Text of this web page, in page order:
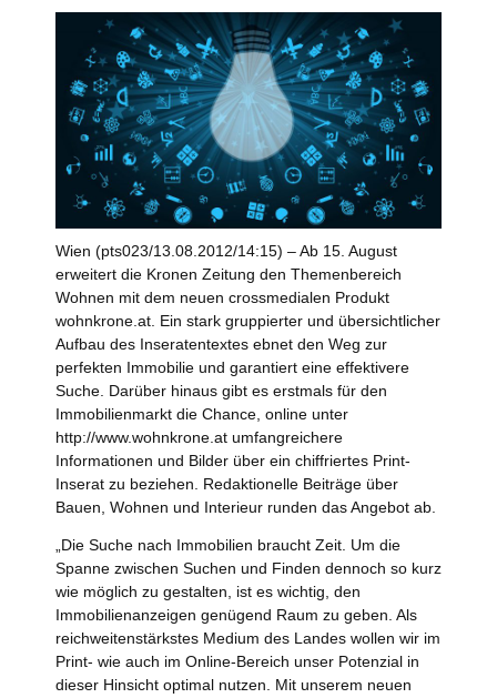
Wien (pts023/13.08.2012/14:15) – Ab 15. August
erweitert die Kronen Zeitung den Themenbereich
Wohnen mit dem neuen crossmedialen Produkt
wohnkrone.at. Ein stark gruppierter und übersichtlicher
Aufbau des Inseratentextes ebnet den Weg zur
perfekten Immobilie und garantiert eine effektivere
Suche. Darüber hinaus gibt es erstmals für den
Immobilienmarkt die Chance, online unter
http://www.wohnkrone.at umfangreichere
Informationen und Bilder über ein chiffriertes Print-
Inserat zu beziehen. Redaktionelle Beiträge über
Bauen, Wohnen und Interieur runden das Angebot ab.
„Die Suche nach Immobilien braucht Zeit. Um die
Spanne zwischen Suchen und Finden dennoch so kurz
wie möglich zu gestalten, ist es wichtig, den
Immobilienanzeigen genügend Raum zu geben. Als
reichweitenstärkstes Medium des Landes wollen wir im
Print- wie auch im Online-Bereich unser Potenzial in
dieser Hinsicht optimal nutzen. Mit unserem neuen